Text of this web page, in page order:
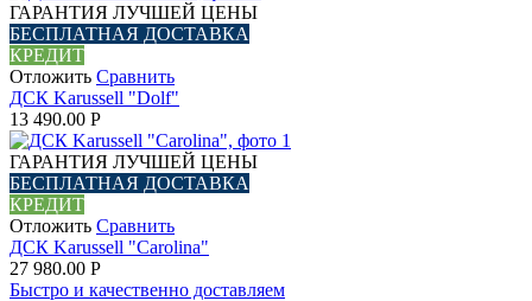
ГАРАНТИЯ ЛУЧШЕЙ ЦЕНЫ
БЕСПЛАТНАЯ ДОСТАВКА
КРЕДИТ
Отложить Сравнить
ДСК Karussell "Dolf"
13 490.00 Р
ГАРАНТИЯ ЛУЧШЕЙ ЦЕНЫ
БЕСПЛАТНАЯ ДОСТАВКА
КРЕДИТ
Отложить Сравнить
ДСК Karussell "Carolina"
27 980.00 Р
Быстро и качественно доставляем